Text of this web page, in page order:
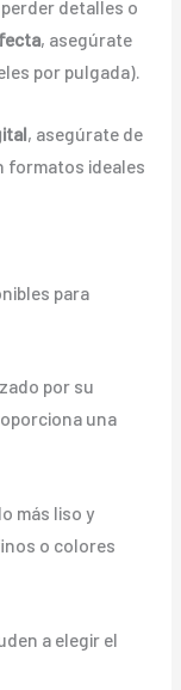
detalles o
, asegúrate
por pulgada).
, asegúrate de
formatos ideales
para
por su
una
más liso y
o colores
a elegir el